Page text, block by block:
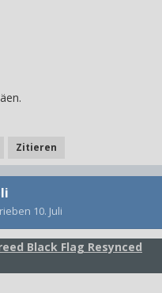
Zitieren
10. Juli
Black Flag Resynced